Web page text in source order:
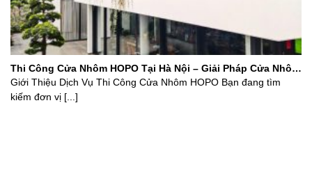
Thi Công Cửa Nhôm HOPO Tại Hà Nội – Giải Pháp Cửa Nhôm
Cao Cấp
Giới Thiệu Dịch Vụ Thi Công Cửa Nhôm HOPO Bạn đang tìm
kiếm đơn vị [...]